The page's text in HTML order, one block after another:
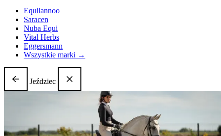
Equilannoo
Saracen
Nuba Equi
Vital Herbs
Eggersmann
Wszystkie marki →
Jeździec